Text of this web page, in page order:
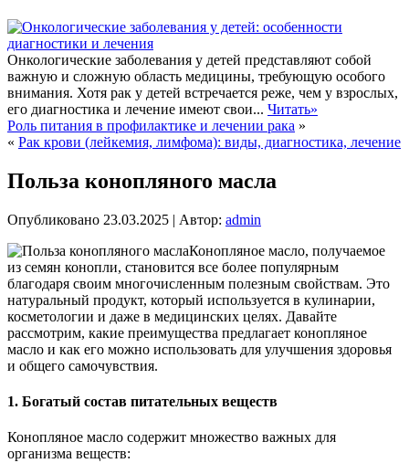
Онкологические заболевания у детей представляют собой
важную и сложную область медицины, требующую особого
внимания. Хотя рак у детей встречается реже, чем у взрослых,
его диагностика и лечение имеют свои... Читать»
Роль питания в профилактике и лечении рака »
« Рак крови (лейкемия, лимфома): виды, диагностика, лечение
Польза конопляного масла
Опубликовано 23.03.2025 | Автор: admin
Конопляное масло, получаемое
из семян конопли, становится все более популярным
благодаря своим многочисленным полезным свойствам. Это
натуральный продукт, который используется в кулинарии,
косметологии и даже в медицинских целях. Давайте
рассмотрим, какие преимущества предлагает конопляное
масло и как его можно использовать для улучшения здоровья
и общего самочувствия.
1. Богатый состав питательных веществ
Конопляное масло содержит множество важных для
организма веществ: